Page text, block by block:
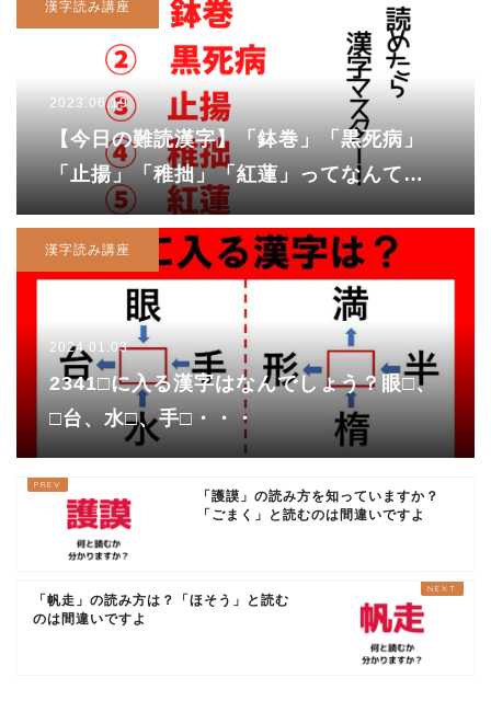
漢字読み講座
2023.06.19
【今日の難読漢字】「鉢巻」「黒死病」
「止揚」「稚拙」「紅蓮」ってなんて読
む？
漢字読み講座
2024.01.03
2341□に入る漢字はなんでしょう？眼□、
□台、水□、手□・・・
「護謨」の読み方を知っていますか？
「ごまく」と読むのは間違いですよ
「帆走」の読み方は？「ほそう」と読む
のは間違いですよ